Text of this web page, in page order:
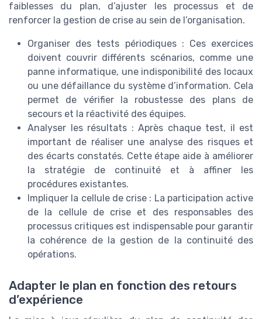
faiblesses du plan, d’ajuster les processus et de
renforcer la gestion de crise au sein de l’organisation.
Organiser des tests périodiques : Ces exercices
doivent couvrir différents scénarios, comme une
panne informatique, une indisponibilité des locaux
ou une défaillance du système d’information. Cela
permet de vérifier la robustesse des plans de
secours et la réactivité des équipes.
Analyser les résultats : Après chaque test, il est
important de réaliser une analyse des risques et
des écarts constatés. Cette étape aide à améliorer
la stratégie de continuité et à affiner les
procédures existantes.
Impliquer la cellule de crise : La participation active
de la cellule de crise et des responsables des
processus critiques est indispensable pour garantir
la cohérence de la gestion de la continuité des
opérations.
Adapter le plan en fonction des retours
d’expérience